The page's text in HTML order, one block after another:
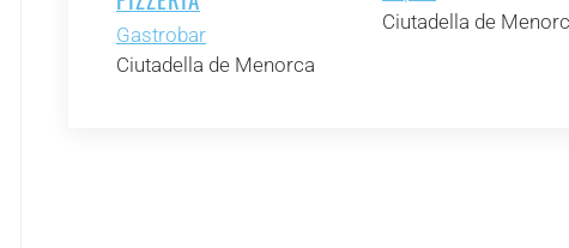
Gastrobar
Ciutadella de Menorca
Ciutadella de